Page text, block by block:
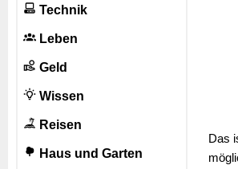
Technik
Leben
Geld
Wissen
Reisen
Haus und Garten
Das